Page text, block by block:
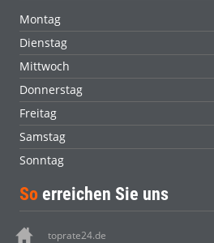
Montag
Dienstag
Mittwoch
Donnerstag
Freitag
Samstag
Sonntag
So erreichen Sie uns
toprate24.de